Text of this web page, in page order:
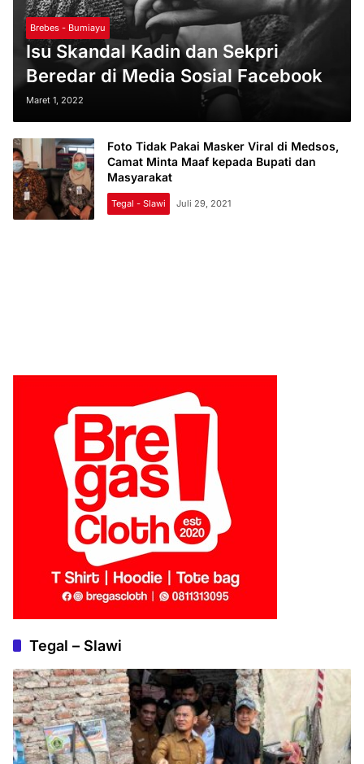
Brebes - Bumiayu
Isu Skandal Kadin dan Sekpri
Beredar di Media Sosial Facebook
Maret 1, 2022
Foto Tidak Pakai Masker Viral di Medsos,
Camat Minta Maaf kepada Bupati dan
Masyarakat
Tegal - Slawi Juli 29, 2021
Tegal – Slawi